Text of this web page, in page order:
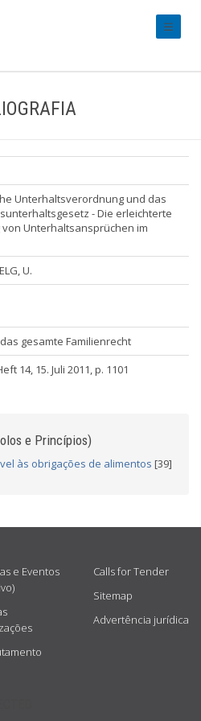
Unterhaltsverordnung und das
- Die erleichterte
Unterhaltsansprüchen im
U.
gesamte Familienrecht
14, 15. Juli 2011, p. 1101
e Princípios)
às obrigações de alimentos [39]
e Eventos
Calls for Tender
Sitemap
Advertência jurídica